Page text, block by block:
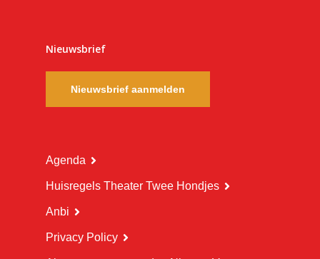
Nieuwsbrief
Nieuwsbrief aanmelden
Agenda
Huisregels Theater Twee Hondjes
Anbi
Privacy Policy